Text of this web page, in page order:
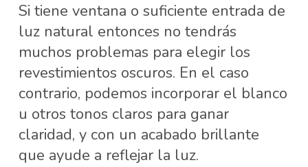
Si tiene ventana o suficiente entrada de
luz natural entonces no tendrás
muchos problemas para elegir los
revestimientos oscuros. En el caso
contrario, podemos incorporar el blanco
u otros tonos claros para ganar
claridad, y con un acabado brillante
que ayude a reflejar la luz.